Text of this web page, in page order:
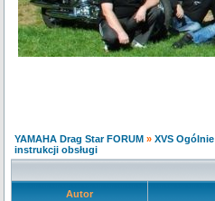
YAMAHA Drag Star FORUM » XVS Ogólnie
instrukcji obsługi
Autor